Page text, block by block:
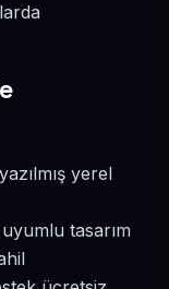
yerel
tasarım